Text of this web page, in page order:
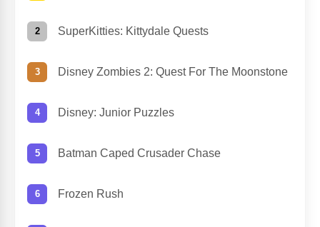
SuperKitties: Kittydale Quests
Disney Zombies 2: Quest For The Moonstone
Disney: Junior Puzzles
Batman Caped Crusader Chase
Frozen Rush